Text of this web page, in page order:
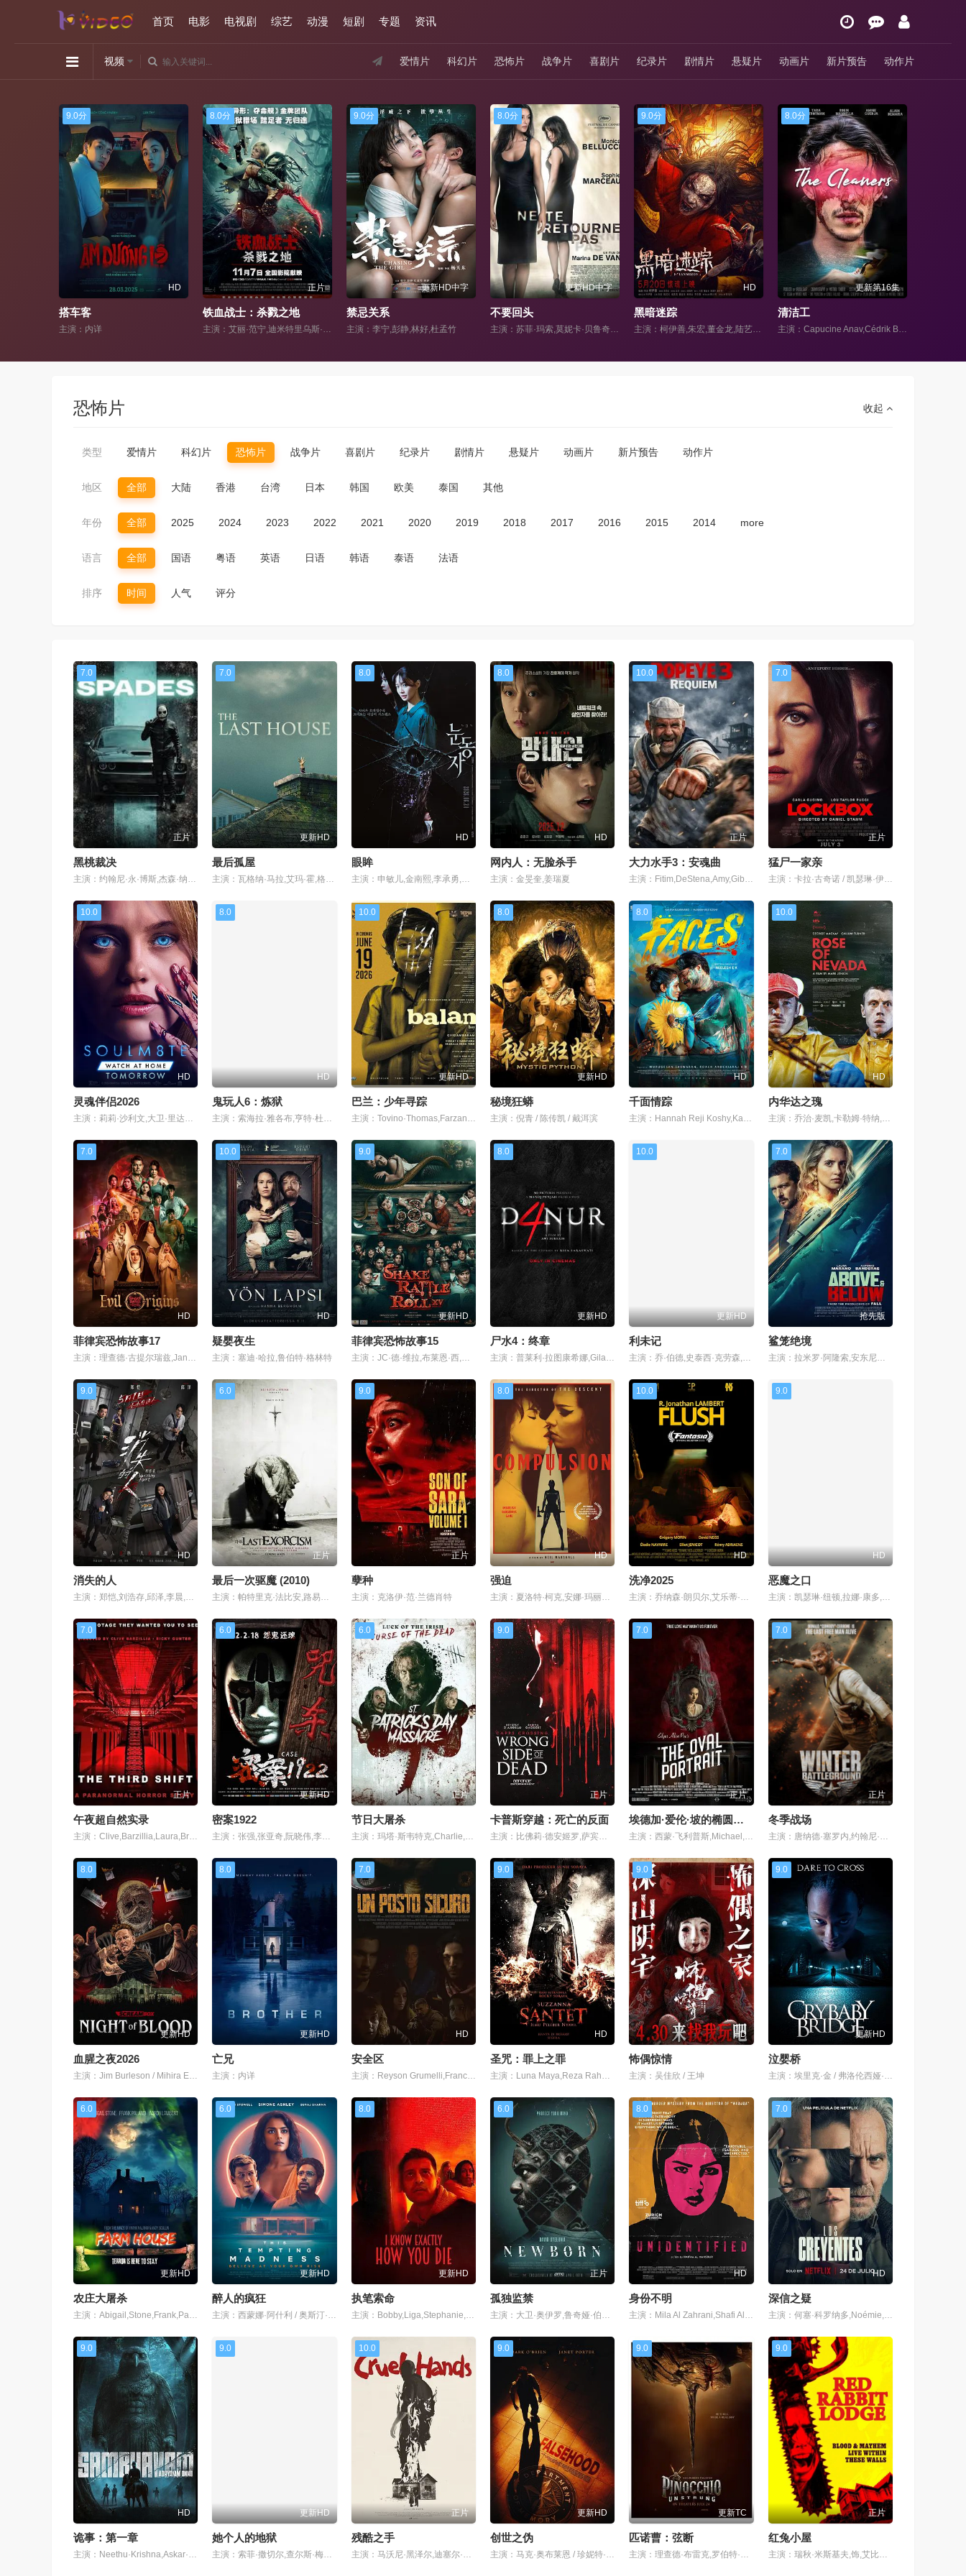
首页 电影 电视剧 综艺 动漫 短剧 专题 资讯
爱情片 科幻片 恐怖片 战争片 喜剧片 纪录片 剧情片 悬疑片 动画片 新片预告 动作片
视频
HD
主演：内详
正片
铁血战士：杀戮之地
主演：艾丽·范宁,迪米特里乌斯·舒斯特-科洛阿玛坦吉
9.0分
更新HD中字
禁忌关系
主演：李宁,彭静,林好,杜孟竹
8.0分
更新HD中字
不要回头
主演：苏菲·玛索,莫妮卡·贝鲁奇,安德里亚·迪·斯戴法诺,蒂埃里·钮维,布丽吉特·卡蒂永,Sylvie,Granotier,Augusto,Zucchi,Giovanni,Franzoni,Vittoria,Meneganti,Francesca,Melucci,阿德里安·德·范,Serena,d&amp;amp;#039;Amato,Myriam,Muller,Thomas,De,Araujo
9.0分
HD
黑暗迷踪
主演：柯伊善,朱宏,董金龙,陆艺火,崔真真,杨泽宇,杨梓艺
8.0分
更新第16集
主演：Capucine Anav,Cédrik Belabbas,Rodolphe Blanchet
9.0分
收起
恐怖片
类型 爱情片 科幻片 恐怖片 战争片 喜剧片 纪录片 剧情片 悬疑片 动画片 新片预告 动作片
地区 全部 大陆 香港 台湾 日本 韩国 欧美 泰国 其他
年份 全部 2025 2024 2023 2022 2021 2020 2019 2018 2017 2016 2015 2014 more
语言 全部 国语 粤语 英语 日语 韩语 泰语 法语
排序 时间 人气 评分
7.0
正片
黑桃裁决
主演：约翰尼·永·博斯,杰森·纳维,岛本信明
7.0
更新HD
最后孤屋
主演：瓦格纳·马拉,艾玛·霍,格蕾塔·李,西德·爱德华兹,刘易斯·古迪,奥黛丽·安德森,南希·鲍德温,陶妮·丰塔纳,杰德·奥金,奥利弗·亨利·阿诺德,加百列·钟,费莉西蒂·鲍恩,Riley·Chung,诺亚·亚历山大·索斯诺夫斯基
8.0
HD
眼眸
主演：申敏儿,金南熙,李承勇,金英雅
8.0
HD
网内人：无脸杀手
主演：金旻奎,姜瑞夏
10.0
正片
大力水手3：安魂曲
主演：Fitim,DeStena,Amy,Gibbons,Jack,Hyde史蒂芬·莫瑞
7.0
正片
猛尸一家亲
主演：卡拉·古奇诺 / 凯瑟琳·伊莎贝尔 / 卢·泰勒·普奇 / 唐纳德·沙利斯 / 凯文·麦克纳尔蒂 / Jason William Day / 杰森·麦金农 / 罗曼·金赛拉 / 杰卡·博尚 / Darcey Johnson / Aedan Edwards / Lee Tichon / Kenny Wood-Schatz
10.0
HD
灵魂伴侣2026
主演：莉莉·沙利文,大卫·里达尔,克劳迪娅·杜米特,阿尔蒂·佛鲁山,伊利亚·库克,马拉·胡夫,西德尼·布莱克波恩,伊莎贝尔·邦弗雷,艾玛·拉莫斯,奥利弗·库珀,尼古拉斯·拉尼,汉娜·玛玛丽斯,加里·赫泽勒,乔丹妮·琼斯,安德鲁·艾斯科夫
8.0
HD
鬼玩人6：炼狱
主演：索海拉·雅各布,亨特·杜汉,卢西安·布坎南,坦蒂·莱特,乔治·普拉尔,埃罗尔·尚德,维克托里·恩杜克韦,莫德·戴维,基努·卡里姆,塔皮瓦·索罗帕,格雷塔·范登布林克
10.0
更新HD
巴兰：少年寻踪
主演：Tovino·Thomas,Farzana·Palathingal,Abhiram·Radhakrishnan
8.0
更新HD
秘境狂蟒
主演：倪青 / 陈传凯 / 戴洱滨
8.0
HD
千面情踪
主演：Hannah Reji Koshy,Kalesh Ramanand,Arjun Gopal,Rj Vijitha,Bitto Davis,沙菈尤·莫汉,Lali P.M.,T. Suresh Babu,Jaya Kurup,Mareena Michael Kurisingal,Shivaji Guruvayoor,Nitha Promy,Aavni Anjali Nair,Susheela Siv
10.0
HD
内华达之瑰
主演：乔治·麦凯,卡勒姆·特纳,罗莎琳德·以利亚撒,弗朗西斯·麦基,爱德华·罗,玛丽·伍德维恩,雅娜·彭罗斯
7.0
HD
菲律宾恐怖故事17
主演：理查德·古提尔瑞兹,Janice de Belen,伊万娜·阿拉维,卡拉·阿贝拉娜,Manilyn Reynes,罗伊莎·安达里奥,弗朗辛·迪亚兹,赛斯·费丁,Fyang Smith,JM Ibarra,Dustin Yu,伊萨贝尔·奥尔特加,Ashley Ortega,阿拉·米娜,Arlene Muhlach,卡琳娜·包蒂斯塔,Matt Lozano,Althea Ablan,伊莱贾·阿莱霍,M
10.0
HD
疑婴夜生
主演：塞迪·哈拉,鲁伯特·格林特
9.0
更新HD
菲律宾恐怖故事15
主演：JC·德·维拉,布莱恩·西,金·阿蒂恩萨
8.0
更新HD
尸水4：终章
主演：普莱利·拉图康希娜,Gilang·Devialdy,普里特·蒂莫西,Zee·Asadel,Dito·Darmawan,Lewis·Robert,Muhammad·Fauzan,Ayden·Jeffrey,Darian·Rizki,Fillio·Dheno,Dian·Nitami,Anya·Zen,Fajar·Nugra,McDanny,Dini·Vitri
10.0
更新HD
利未记
主演：乔·伯德,史泰西·克劳森,杰瑞米·布莱维特,伊文·莱斯利,尼古拉斯·霍普,香农·贝里,提亚拉·布洛克,罗斯·弗拉纳根,Kamran Fulleylove,埃罗伊·简特,Julia Grace,Jason Hura,黛维达·麦肯齐,Hyu Motoki,Anna Mtungwazi,扎赫拉·纽曼,Basil Sikiotis,本尼·辛克莱,米娅·华希科沃斯卡,埃德温娜·雷恩
7.0
抢先版
鲨笼绝境
主演：拉米罗·阿隆索,安东尼奥·班德拉斯,瑞安·伯特罗奇,耶斯·利奥丹,迭戈·利纳斯,路易·曼迪勒,劳拉·马兰洛,蒂莫西·V·墨菲,克里斯蒂娜·奥乔亚,罗德里戈·波伊松,马里奥·塔东,唐查·泰南
9.0
HD
消失的人
主演：郑恺,刘浩存,邱泽,李晨,姜妍,黄小蕾,李梦,张琪,毕雯珺,冯兵,滕哲,冯雪雅,汤心一
6.0
正片
最后一次驱魔 (2010)
主演：帕特里克·法比安,路易斯·赫特哈姆
9.0
正片
孽种
主演：克洛伊·范·兰德肖特
8.0
HD
强迫
主演：夏洛特·柯克,安娜·玛丽亚·西克拉克,扎克·麦克格温,茱丽叶戈列蒂,琴祺雅·蒙内亚勒,Harvey Dean
10.0
HD
洗净2025
主演：乔纳森·朗贝尔,艾乐蒂·纳瓦,Elliot Jenicot,Rémy Adriaens,克里斯托夫·比尔
9.0
HD
恶魔之口
主演：凯瑟琳·纽顿,拉娜·康多,加文·卡萨莱尼奥,尼科·希拉加,汤米·罗丝,泰梅·塔普提姆通
7.0
正片
午夜超自然实录
主演：Clive,Barzillia,Laura,Bremer,
6.0
更新HD
密案1922
主演：张强,张亚奇,阮晓伟,李佳璇,钟星辉,张天乐
6.0
正片
节日大屠杀
主演：玛塔·斯韦特克,Charlie,Bond
9.0
正片
卡普斯穿越：死亡的反面
主演：比佛莉·德安姬罗,萨宾娜·加德克奇
7.0
正片
埃德加·爱伦·坡的椭圆形肖像
主演：西蒙·飞利普斯,Michael,Swatton
7.0
正片
冬季战场
主演：唐纳德·塞罗内,约翰尼·梅斯纳,凯莉·吉尔伯特
8.0
更新HD
血腥之夜2026
主演：Jim Burleson / Mihira Estelle / Trae Ireland
8.0
更新HD
亡兄
主演：内详
7.0
HD
安全区
主演：Reyson Grumelli,Francesca Luce Cardinale,Alice Fiorentini,尼科·托福利,Nicole Giacomasso,Cristina Moglia,Massimo Fascetti,Mirco Di Centa,Sofia Bruscoli,Gabriele Martino,Claudio Guerrini,Claudio D&#039;A
9.0
HD
圣咒：罪上之罪
主演：Luna Maya,Reza Rahadian,Djenar Maesa Ayu
9.0
HD
怖偶惊情
主演：吴佳欣 / 王坤
9.0
更新HD
泣婴桥
主演：埃里克·金 / 弗洛伦西娅·洛扎诺 / 凯文·布雷斯纳汉
6.0
更新HD
农庄大屠杀
主演：Abigail,Stone,Frank,Palangi,Aaron,Michael,Lambert
6.0
更新HD
醉人的疯狂
主演：西蒙娜·阿什利 / 奥斯汀·斯托维尔 / 莫让·阿里亚 / 马克·阿特伯里 / 洁基·伯明翰 / Niya Brahmbhatt / 贝文·布茹 / 塞缪尔·科德 / 蔡斯·基姆 / Jeff Marlow / Amol Shah / 苏拉·沙玛 / 泽诺比娅·谢罗夫 / 奥登·桑顿
8.0
更新HD
执笔索命
主演：Bobby,Liga,Stephanie,Hogan,Katie,Wieland
6.0
正片
孤独监禁
主演：大卫·奥伊罗,鲁奇娅·伯纳德,吉米·费尔斯,奥利维亚·华盛顿,托马斯·卡德罗特,亚历山大·索托,Naomi,Simpson,瑞恩·马尔凯,Gerardo,Barcala,凯特·盖多西克,Trell,Isaac,Julie,Nolin,Matthew,Mylrea,Aiden,Stoxx,Alexander,Davis,Glenn,Hoffmann,巴里·佩珀,Nigel,Gentry,Gavin,
8.0
HD
身份不明
主演：Mila Al Zahrani,Shafi Al Harthi,Aziz Gharbawi,Othoub Sharar,Adwa Al Asiri,Abdullah Al Qahtani
7.0
HD
深信之疑
主演：何塞·科罗纳多,Noémie,Dulau
9.0
HD
诡事：第一章
主演：Neethu·Krishna,Askar·Ali,Sidharth·Bharathan,Kudassanad·Kanakam,Vineeth·Kumar,Senthil·Krishna,Assim·Jamal
9.0
更新HD
她个人的地狱
主演：索菲·撒切尔,查尔斯·梅尔顿,克里斯汀·弗劳赛斯,哈瓦娜·罗丝·刘,迭戈·卡尔瓦,忽那汐里,西岛秀俊,多格雷·斯科特,帕克·索耶,萝拉·考菲克森,Boy Ewald,山田葵 ,杰森·亨迪尔-福塞尔
10.0
正片
残酷之手
主演：马沃尼·黑泽尔,迪塞尔·拉托拉卡
9.0
更新HD
创世之伪
主演：马克·奥布莱恩 / 珍妮特·波特 / 亚当·切赫曼
9.0
更新TC
匹诺曹：弦断
主演：理查德·布雷克,罗伯特·英格兰德,Adrian,Burton,彼得·德索萨-费奥尼,夏洛特·杰克逊·科尔曼,凯莉·里安·桑松,
9.0
正片
红兔小屋
主演：瑞秋·米斯基夫,饰,艾比盖尔·梅森,安德鲁·斯蒂尔,饰,詹姆斯,马特·詹姆斯,饰,瑞奇,奥德·弗洛伦汀,饰,埃米莉,凯特·费尔德曼,饰,维多利亚女士